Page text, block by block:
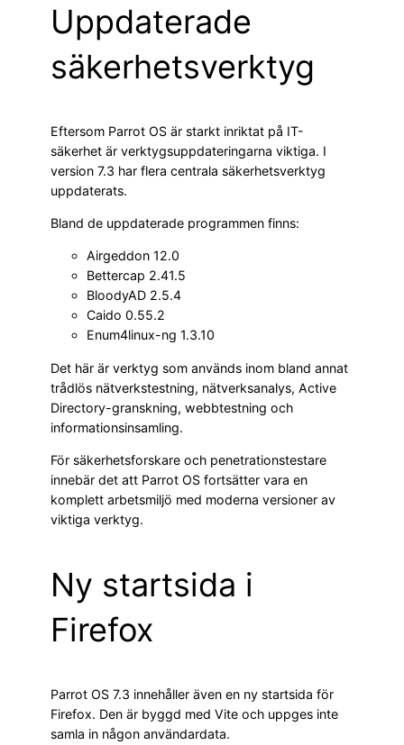
Uppdaterade
säkerhetsverktyg
Eftersom Parrot OS är starkt inriktat på IT-
säkerhet är verktygsuppdateringarna viktiga. I
version 7.3 har flera centrala säkerhetsverktyg
uppdaterats.
Bland de uppdaterade programmen finns:
Airgeddon 12.0
Bettercap 2.41.5
BloodyAD 2.5.4
Caido 0.55.2
Enum4linux-ng 1.3.10
Det här är verktyg som används inom bland annat
trådlös nätverkstestning, nätverksanalys, Active
Directory-granskning, webbtestning och
informationsinsamling.
För säkerhetsforskare och penetrationstestare
innebär det att Parrot OS fortsätter vara en
komplett arbetsmiljö med moderna versioner av
viktiga verktyg.
Ny startsida i
Firefox
Parrot OS 7.3 innehåller även en ny startsida för
Firefox. Den är byggd med Vite och uppges inte
samla in någon användardata.